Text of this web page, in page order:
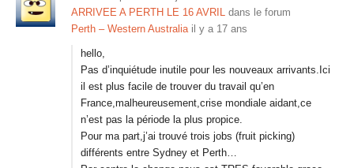
ARRIVEE A PERTH LE 16 AVRIL dans le forum
Perth – Western Australia il y a 17 ans
hello,
Pas d’inquiétude inutile pour les nouveaux arrivants.Ici
il est plus facile de trouver du travail qu’en
France,malheureusement,crise mondiale aidant,ce
n’est pas la période la plus propice.
Pour ma part,j’ai trouvé trois jobs (fruit picking)
différents entre Sydney et Perth…